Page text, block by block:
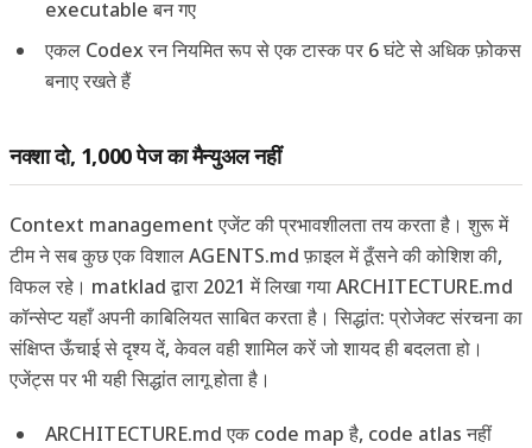
executable बन गए
एकल Codex रन नियमित रूप से एक टास्क पर 6 घंटे से अधिक फ़ोकस
बनाए रखते हैं
नक्शा दो, 1,000 पेज का मैन्युअल नहीं
Context management एजेंट की प्रभावशीलता तय करता है। शुरू में
टीम ने सब कुछ एक विशाल AGENTS.md फ़ाइल में ठूँसने की कोशिश की,
विफल रहे। matklad द्वारा 2021 में लिखा गया ARCHITECTURE.md
कॉन्सेप्ट यहाँ अपनी काबिलियत साबित करता है। सिद्धांत: प्रोजेक्ट संरचना का
संक्षिप्त ऊँचाई से दृश्य दें, केवल वही शामिल करें जो शायद ही बदलता हो।
एजेंट्स पर भी यही सिद्धांत लागू होता है।
ARCHITECTURE.md एक code map है, code atlas नहीं